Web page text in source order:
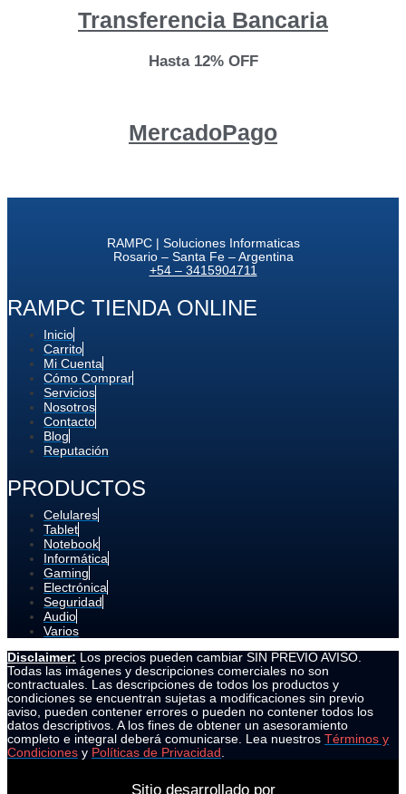
Transferencia Bancaria
Hasta 12% OFF
MercadoPago
RAMPC | Soluciones Informaticas
Rosario – Santa Fe – Argentina
+54 – 3415904711
RAMPC TIENDA ONLINE
Inicio
Carrito
Mi Cuenta
Cómo Comprar
Servicios
Nosotros
Contacto
Blog
Reputación
PRODUCTOS
Celulares
Tablet
Notebook
Informática
Gaming
Electrónica
Seguridad
Audio
Varios
Disclaimer: Los precios pueden cambiar SIN PREVIO AVISO.
Todas las imágenes y descripciones comerciales no son
contractuales. Las descripciones de todos los productos y
condiciones se encuentran sujetas a modificaciones sin previo
aviso, pueden contener errores o pueden no contener todos los
datos descriptivos. A los fines de obtener un asesoramiento
completo e integral deberá comunicarse. Lea nuestros Términos y
Condiciones y Políticas de Privacidad
Sitio desarrollado por